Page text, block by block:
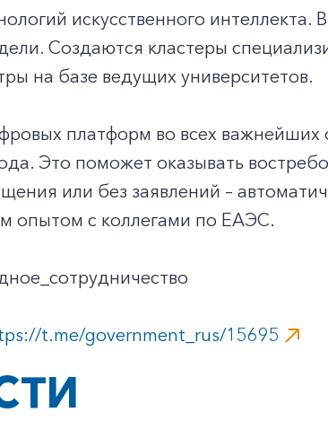
искусственного
Создаются кластеры
на базе ведущих университетов.
платформ во всех важнейших
Это поможет оказывать
или без заявлений –
опытом с коллегами по ЕАЭС.
t.me/government_rus/15695